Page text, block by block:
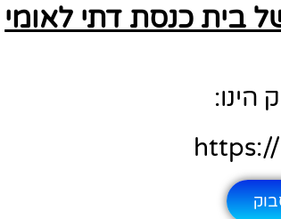
בית כנסת דתי לאומי
הינו: